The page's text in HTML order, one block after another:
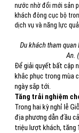
nước nhờ đổi mới sản
khách đông cục bộ
dịch vụ và năng lực
Du khách tham quan
An.
Để giải quyết bất cập
khắc phục trong mùa
ngày sắp tới.
Tăng trải nghiệm
Trong hai kỳ nghỉ lễ
địa phương dẫn đầu
triệu lượt khách, tăng